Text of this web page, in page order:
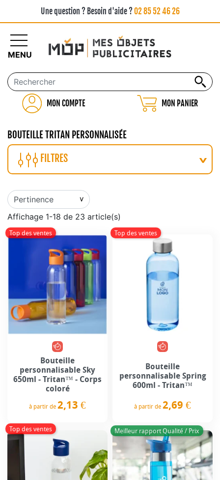
Une question ? Besoin d'aide ?02 85 52 46 26
MON COMPTE MON PANIER
MENU
BOUTEILLE TRITAN PERSONNALISÉE
FILTRES
Affichage 1-18 de 23 article(s)
Top des ventes
Bouteille
personnalisable Sky
650ml - Tritan™ - Corps
coloré
à partir de 2,13 €
Top des ventes
Bouteille
personnalisable Spring
600ml - Tritan™
à partir de 2,69 €
Top des ventes Meilleur rapport Qualité / Prix